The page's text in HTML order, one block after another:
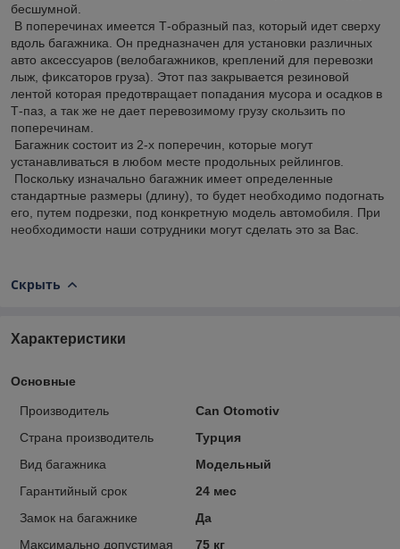
бесшумной.
В поперечинах имеется Т-образный паз, который идет сверху
вдоль багажника. Он предназначен для установки различных
авто аксессуаров (велобагажников, креплений для перевозки
лыж, фиксаторов груза). Этот паз закрывается резиновой
лентой которая предотвращает попадания мусора и осадков в
Т-паз, а так же не дает перевозимому грузу скользить по
поперечинам.
Багажник состоит из 2-х поперечин, которые могут
устанавливаться в любом месте продольных рейлингов.
Поскольку изначально багажник имеет определенные
стандартные размеры (длину), то будет необходимо подогнать
его, путем подрезки, под конкретную модель автомобиля. При
необходимости наши сотрудники могут сделать это за Вас.
Скрыть
Характеристики
Основные
Производитель
Can Otomotiv
Страна производитель
Турция
Вид багажника
Модельный
Гарантийный срок
24 мес
Замок на багажнике
Да
Максимально допустимая
75 кг